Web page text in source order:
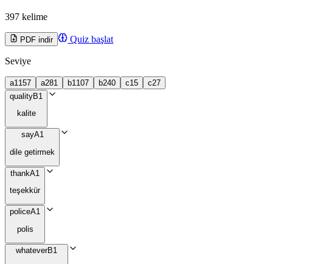
397 kelime
PDF indir Quiz başlat
Seviye
a1 157 a281 b1 107 b240 c15 c27
qualityB1
kalite
sayA1
dile getirmek
thankA1
teşekkür
policeA1
polis
whateverB1